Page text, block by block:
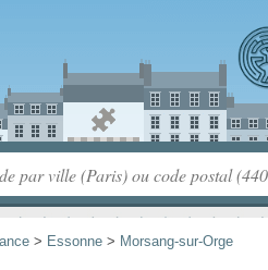
> Essonne > Morsang-sur-Orge